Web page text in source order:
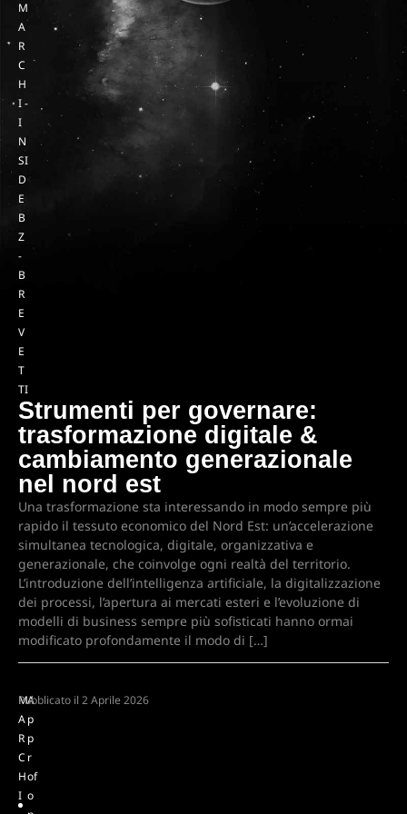
M
A
R
C
H
I -
I
N
SI
D
E
B
Z
-
B
R
E
V
E
T
TI
Strumenti per governare:
trasformazione digitale &
cambiamento generazionale
nel nord est
Una trasformazione sta interessando in modo sempre più
rapido il tessuto economico del Nord Est: un’accelerazione
simultanea tecnologica, digitale, organizzativa e
generazionale, che coinvolge ogni realtà del territorio.
L’introduzione dell’intelligenza artificiale, la digitalizzazione
dei processi, l’apertura ai mercati esteri e l’evoluzione di
modelli di business sempre più sofisticati hanno ormai
modificato profondamente il modo di […]
M
A
R
C
H
I
A
p
p
r
of
o
Pubblicato il 2 Aprile 2026